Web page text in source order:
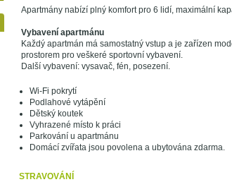
Apartmány nabízí plný komfort pro 6 lidí, maximální
Vybavení apartmánu
Každý apartmán má samostatný vstup a je zařízen
prostorem pro veškeré sportovní vybavení.
Další vybavení: vysavač, fén, posezení.
Wi-Fi pokrytí
Podlahové vytápění
Dětský koutek
Vyhrazené místo k práci
Parkování u apartmánu
Domácí zvířata jsou povolena a ubytována zdarma.
STRAVOVÁNÍ